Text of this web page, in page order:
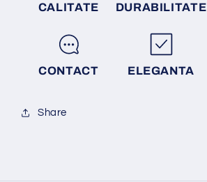
CALITATE DURABILITATE
CONTACT ELEGANTA
Share